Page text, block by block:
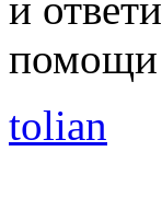
помощи
tolian